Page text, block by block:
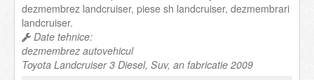
dezmembrez landcruiser, piese sh landcruiser, dezmembrari
landcruiser.
Date tehnice:
dezmembrez autovehicul
Toyota Landcruiser 3 Diesel, Suv, an fabricatie 2009